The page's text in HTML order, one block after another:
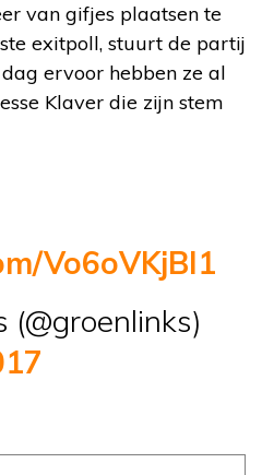
van gifjes plaatsen te
exitpoll, stuurt de partij
ervoor hebben ze al
Klaver die zijn stem
Vo6oVKjBI1